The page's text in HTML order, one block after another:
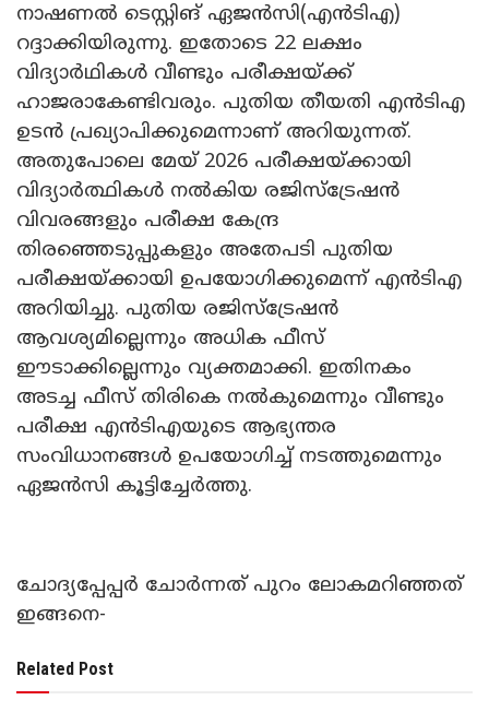
നാഷണൽ ടെസ്റ്റിങ് ഏജൻസി(എൻടിഎ)
റദ്ദാക്കിയിരുന്നു. ഇതോടെ 22 ലക്ഷം
വിദ്യാർഥികൾ വീണ്ടും പരീക്ഷയ്ക്ക്
ഹാജരാകേണ്ടിവരും. പുതിയ തീയതി എൻടിഎ
ഉടൻ പ്രഖ്യാപിക്കുമെന്നാണ് അറിയുന്നത്.
അതുപോലെ മേയ് 2026 പരീക്ഷയ്ക്കായി
വിദ്യാർത്ഥികൾ നൽകിയ രജിസ്ട്രേഷൻ
വിവരങ്ങളും പരീക്ഷ കേന്ദ്ര
തിരഞ്ഞെടുപ്പുകളും അതേപടി പുതിയ
പരീക്ഷയ്ക്കായി ഉപയോഗിക്കുമെന്ന് എൻടിഎ
അറിയിച്ചു. പുതിയ രജിസ്ട്രേഷൻ
ആവശ്യമില്ലെന്നും അധിക ഫീസ്
ഈടാക്കില്ലെന്നും വ്യക്തമാക്കി. ഇതിനകം
അടച്ച ഫീസ് തിരികെ നൽകുമെന്നും വീണ്ടും
പരീക്ഷ എൻടിഎയുടെ ആഭ്യന്തര
സംവിധാനങ്ങൾ ഉപയോഗിച്ച് നടത്തുമെന്നും
ഏജൻസി കൂട്ടിച്ചേർത്തു.
ചോദ്യപ്പേപ്പർ ചോർന്നത് പുറം ലോകമറിഞ്ഞത്
ഇങ്ങനെ-
Related Post